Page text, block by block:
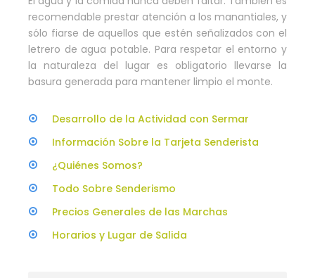
recomendable prestar atención a los manantiales, y
sólo fiarse de aquellos que estén señalizados con el
letrero de agua potable. Para respetar el entorno y
la naturaleza del lugar es obligatorio llevarse la
basura generada para mantener limpio el monte.
Desarrollo de la Actividad con Sermar
Información Sobre la Tarjeta Senderista
¿Quiénes Somos?
Todo Sobre Senderismo
Precios Generales de las Marchas
Horarios y Lugar de Salida